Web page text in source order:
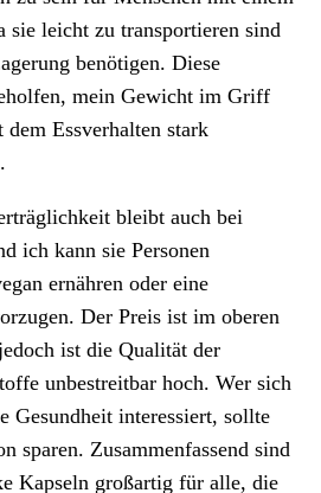
sie leicht zu transportieren sind
benötigen. Diese
mein Gewicht im Griff
Essverhalten stark
bleibt auch bei
ich kann sie Personen
ernähren oder eine
Der Preis ist im oberen
ist die Qualität der
unbestreitbar hoch. Wer sich
Gesundheit interessiert, sollte
sparen. Zusammenfassend sind
Kapseln großartig für alle, die